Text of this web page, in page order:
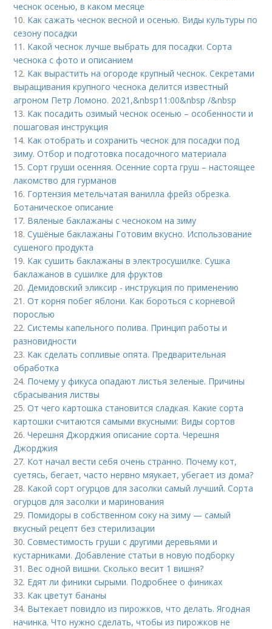
чеснок осенью, в каком месяце
10. Как сажать чеснок весной и осенью. Виды культуры по
сезону посадки
11. Какой чеснок лучше выбрать для посадки. Сорта
чеснока с фото и описанием
12. Как вырастить на огороде крупный чеснок. Секретами
выращивания крупного чеснока делится известный
агроном Петр Ломоно. 2021,&nbsp11:00&nbsp /&nbsp
13. Как посадить озимый чеснок осенью – особенности и
пошаговая инструкция
14. Как отобрать и сохранить чеснок для посадки под
зиму. Отбор и подготовка посадочного материала
15.Сорт груши осенняя. Осенние сорта груш – настоящее
лакомство для гурманов
16. Гортензия метельчатая ванилла фрейз обрезка.
Ботаническое описание
17. Вяленые баклажаны с чесноком на зиму
18.Сушёные баклажаны Готовим вкусно. Использование
сушеного продукта
19. Как сушить баклажаны в электросушилке. Сушка
баклажанов в сушилке для фруктов
20.Демидовский эликсир - инструкция по применению
21.От корня побег яблони. Как бороться с корневой
порослью
22.Системы капельного полива. Принцип работы и
разновидности
23. Как сделать сопливые опята. Предварительная
обработка
24. Почему у фикуса опадают листья зеленые. Причины
сбрасывания листвы
25.От чего картошка становится сладкая. Какие сорта
картошки считаются самыми вкусными: Виды сортов
26.Черешня Джорджия описание сорта. Черешня
Джорджия
27. Кот начал вести себя очень странно. Почему кот,
суетясь, бегает, часто нервно мяукает, убегает из дома?
28. Какой сорт огурцов для засолки самый лучший. Сорта
огурцов для засолки и маринования
29. Помидоры в собственном соку на зиму — самый
вкусный рецепт без стерилизации
30.Совместимость груши с другими деревьями и
кустарниками. Добавление статьи в новую подборку
31. Вес одной вишни. Сколько весит 1 вишня?
32. Едят ли финики сырыми. Подробнее о финиках
33. Как цветут бананы
34. Вытекает повидло из пирожков, что делать. Ягодная
начинка. Что нужно сделать, чтобы из пирожков не